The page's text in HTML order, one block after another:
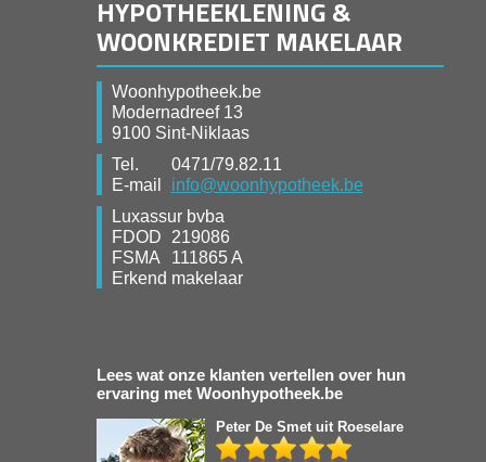
HYPOTHEEKLENING &
WOONKREDIET MAKELAAR
Woonhypotheek.be
Modernadreef 13
9100 Sint-Niklaas
Tel.
0471/79.82.11
E-mail
info@woonhypotheek.be
Luxassur bvba
FDOD
219086
FSMA
111865 A
Erkend makelaar
Lees wat onze klanten vertellen over hun
ervaring met Woonhypotheek.be
Peter De Smetuit Roeselare